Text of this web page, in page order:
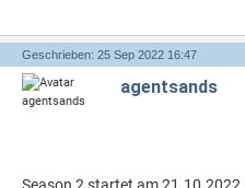
Geschrieben: 25 Sep 2022 16:47
agentsands
Season 2 startet am 21.10.2022.